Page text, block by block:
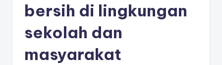
bersih di lingkungan
sekolah dan
masyarakat